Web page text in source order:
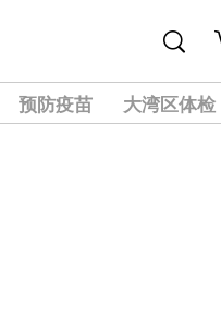
预防疫苗 大湾区体检